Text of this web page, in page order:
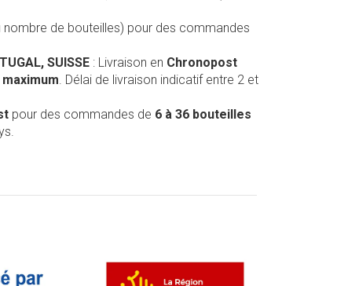
nombre de bouteilles) pour des commandes
SUISSE : Livraison en Chronopost
. Délai de livraison indicatif entre 2 et
pour des commandes de 6 à 36 bouteilles